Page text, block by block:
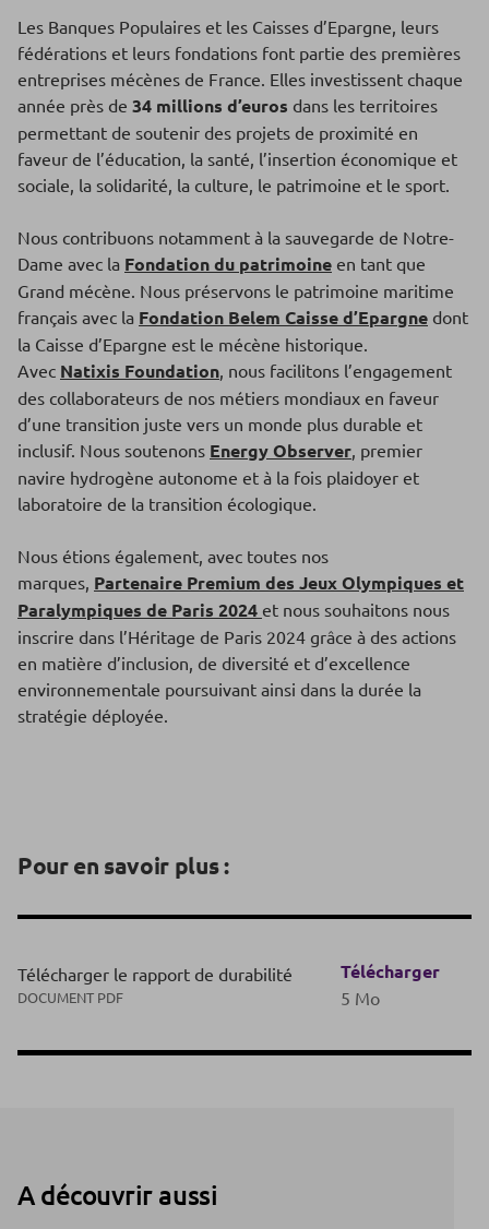
Les Banques Populaires et les Caisses d’Epargne, leurs
fédérations et leurs fondations font partie des premières
entreprises mécènes de France. Elles investissent chaque
année près de 34 millions d’euros dans les territoires
permettant de soutenir des projets de proximité en
faveur de l’éducation, la santé, l’insertion économique et
sociale, la solidarité, la culture, le patrimoine et le sport.
Nous contribuons notamment à la sauvegarde de Notre-
Dame avec la Fondation du patrimoine en tant que
Grand mécène. Nous préservons le patrimoine maritime
français avec la Fondation Belem Caisse d’Epargne dont
la Caisse d’Epargne est le mécène historique.
Avec Natixis Foundation , nous facilitons l’engagement
des collaborateurs de nos métiers mondiaux en faveur
d’une transition juste vers un monde plus durable et
inclusif. Nous soutenons Energy Observer , premier
navire hydrogène autonome et à la fois plaidoyer et
laboratoire de la transition écologique.
Nous étions également, avec toutes nos
marques, Partenaire Premium des Jeux Olympiques et
Paralympiques de Paris 2024 et nous souhaitons nous
inscrire dans l’Héritage de Paris 2024 grâce à des actions
en matière d’inclusion, de diversité et d’excellence
environnementale poursuivant ainsi dans la durée la
stratégie déployée.
Pour en savoir plus :
Télécharger le rapport de durabilité
DOCUMENT PDF
Télécharger
5 Mo
A découvrir aussi